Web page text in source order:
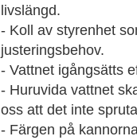
livslängd.
- Koll av styrenhet
justeringsbehov.
- Vattnet igångsätts
- Huruvida vattnet
oss att det inte
- Färgen på